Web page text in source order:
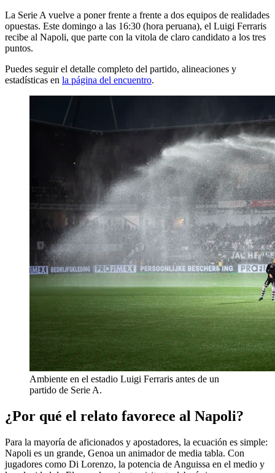
La Serie A vuelve a poner frente a frente a dos equipos de realidades
opuestas. Este domingo a las 16:30 (hora peruana), el Luigi Ferraris
recibe al Napoli, que parte con la vitola de claro candidato a los tres
puntos.
Puedes seguir el detalle completo del partido, alineaciones y
estadísticas en la página del encuentro.
Ambiente en el estadio Luigi Ferraris antes de un
partido de Serie A.
¿Por qué el relato favorece al Napoli?
Para la mayoría de aficionados y apostadores, la ecuación es simple:
Napoli es un grande, Genoa un animador de media tabla. Con
jugadores como Di Lorenzo, la potencia de Anguissa en el medio y